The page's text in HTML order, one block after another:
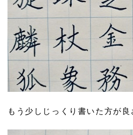
もう少しじっくり書いた方が良